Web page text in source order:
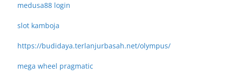
medusa88 login
slot kamboja
https://budidaya.terlanjurbasah.net/olympus/
mega wheel pragmatic